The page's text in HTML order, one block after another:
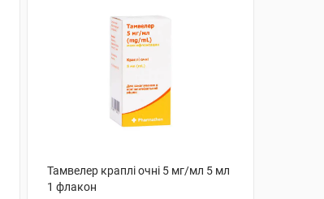
Тамвелер краплі очні 5 мг/мл 5 мл
1 флакон